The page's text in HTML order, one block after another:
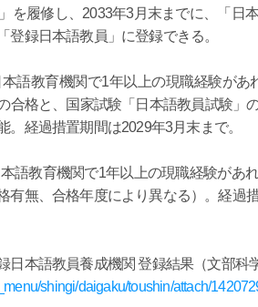
を履修し、2033年3月末までに、「日
登録日本語教員」に登録できる。
語教育機関で1年以上の現職経験があ
合格と、国家試験「日本語教員試験」
。経過措置期間は2029年3月末まで。
語教育機関で1年以上の現職経験があ
有無、合格年度により異なる）。経過
日本語教員養成機関 登録結果（文部科
shingi/daigaku/toushin/attach/